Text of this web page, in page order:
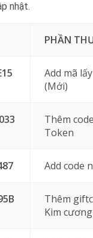
nhật.
PHẦN
Add mã
(Mới)
Thêm
Token
Add code
Thêm
Kim cương